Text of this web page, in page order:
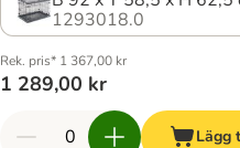
1293018.0
Rek. pris* 1 367,00 kr
1 289,00 kr
Lägg